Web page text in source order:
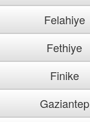
Felahiye
Fethiye
Finike
Gaziantep